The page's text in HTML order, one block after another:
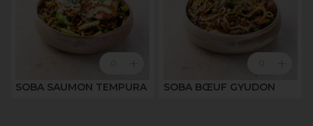
0 add
SOBA SAUMON TEMPURA
0 add
SOBA BŒUF GYUDON